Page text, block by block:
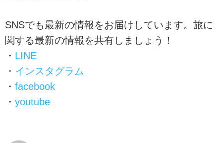
SNSでも最新の情報をお届けしています。旅に
関する最新の情報を共有しましょう！
・ LINE
・ インスタグラム
・ facebook
・ youtube